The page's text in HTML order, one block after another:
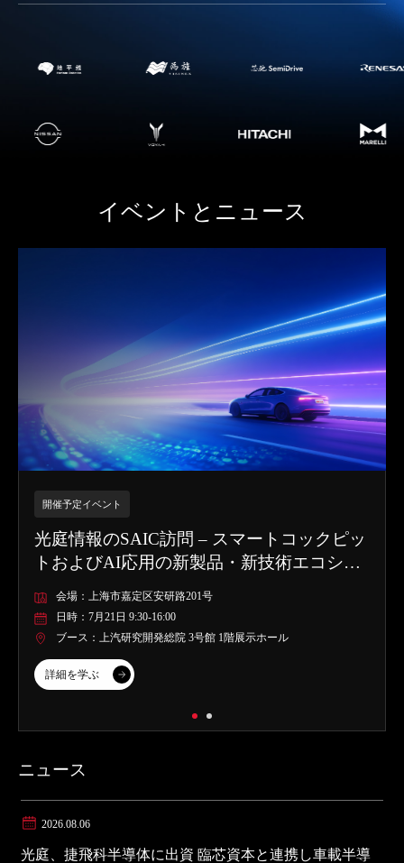
イベントとニュース
開催予定イベント
光庭情報のSAIC訪問 – スマートコックピッ
トおよびAI応用の新製品・新技術エコシス
テム交流展
会場：上海市嘉定区安研路201号
日時：7月21日 9:30-16:00
ブース：上汽研究開発総院 3号館 1階展示ホール
詳細を学ぶ
ニュース
2026.08.06
光庭、捷飛科半導体に出資 臨芯資本と連携し車載半導